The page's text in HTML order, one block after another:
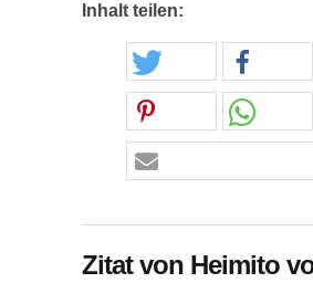
Inhalt teilen:
Zitat von Heimito